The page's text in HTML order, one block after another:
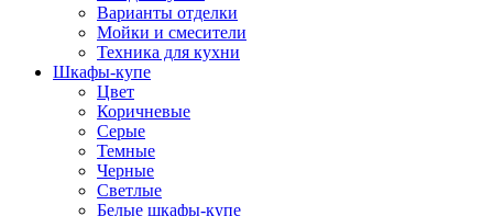
Варианты отделки
Мойки и смесители
Техника для кухни
Шкафы-купе
Цвет
Коричневые
Серые
Темные
Черные
Светлые
Белые шкафы-купе